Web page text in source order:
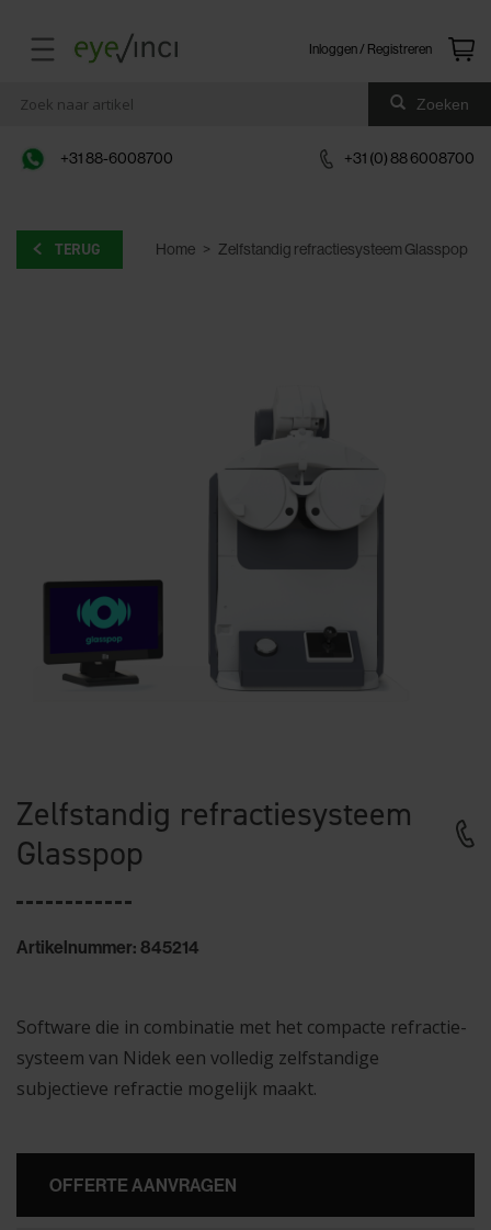
Inloggen / Registreren
Zoeken
+31 88-6008700 +31 (0) 88 6008700
TERUG Home > Zelfstandig refractiesysteem Glasspop
Zelfstandig refractiesysteem
Glasspop
Artikelnummer: 845214
Software die in combinatie met het compacte refractie-
systeem van Nidek een volledig zelfstandige
subjectieve refractie mogelijk maakt.
OFFERTE AANVRAGEN